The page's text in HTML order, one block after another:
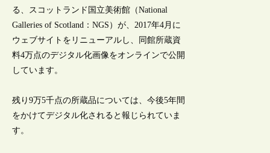
る、スコットランド国立美術館（National
Galleries of Scotland：NGS）が、2017年4月に
ウェブサイトをリニューアルし、同館所蔵資
料4万点のデジタル化画像をオンラインで公開
しています。
残り9万5千点の所蔵品については、今後5年間
をかけてデジタル化されると報じられていま
す。